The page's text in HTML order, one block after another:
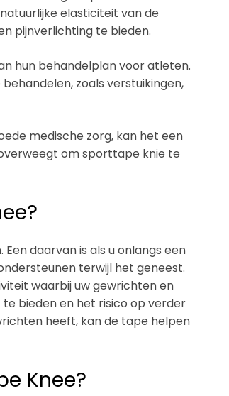
elasticiteit van de
pijnverlichting te bieden.
hun behandelplan voor atleten.
zoals verstuikingen,
medische zorg, kan het een
om sporttape knie te
daarvan is als u onlangs een
terwijl het geneest.
waarbij uw gewrichten en
bieden en het risico op verder
heeft, kan de tape helpen
Knee?